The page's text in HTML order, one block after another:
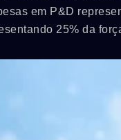
em P&D
25% da